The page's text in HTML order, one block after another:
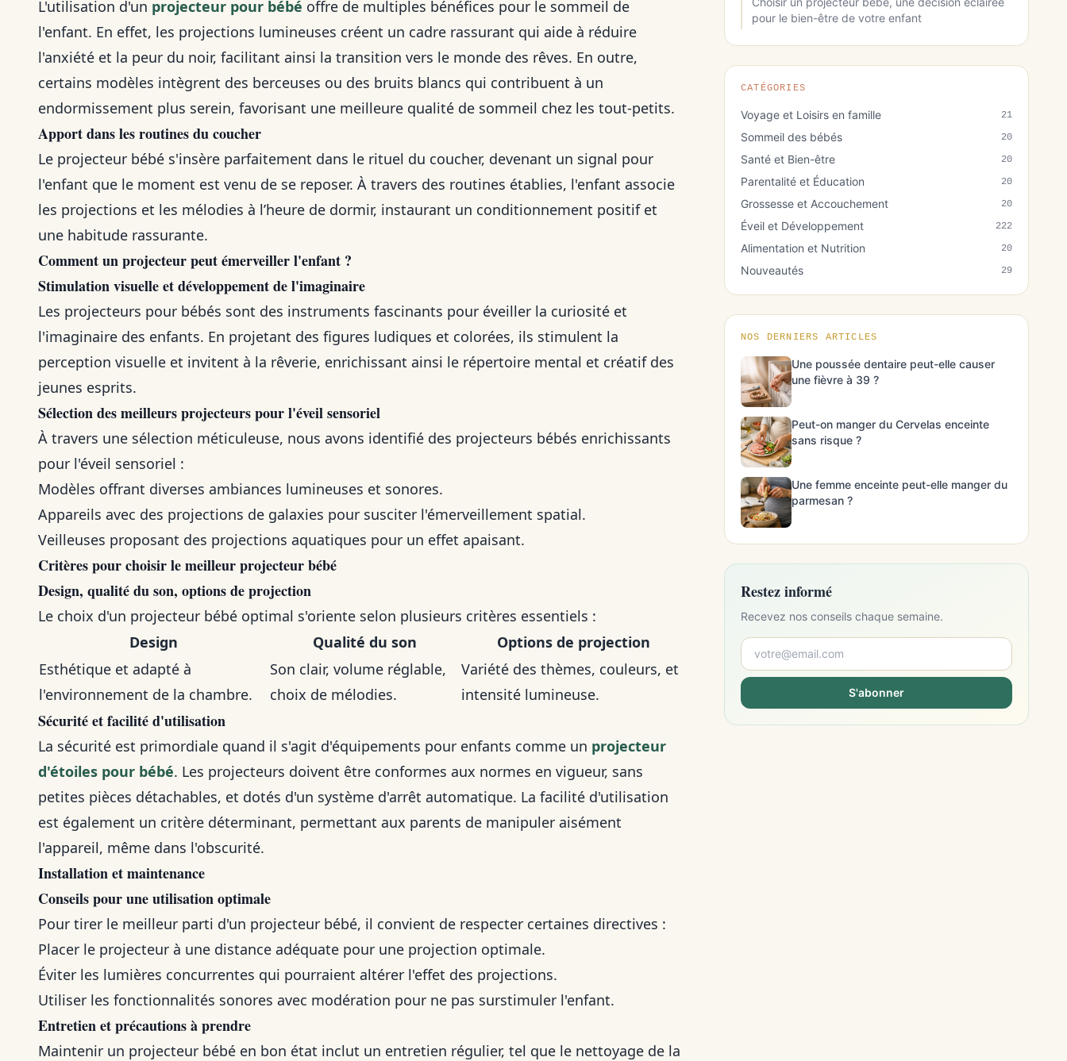
L'utilisation d'un projecteur pour bébé offre de multiples bénéfices pour le sommeil de
l'enfant. En effet, les projections lumineuses créent un cadre rassurant qui aide à réduire
l'anxiété et la peur du noir, facilitant ainsi la transition vers le monde des rêves. En outre,
certains modèles intègrent des berceuses ou des bruits blancs qui contribuent à un
endormissement plus serein, favorisant une meilleure qualité de sommeil chez les tout-petits.
Apport dans les routines du coucher
Le projecteur bébé s'insère parfaitement dans le rituel du coucher, devenant un signal pour
l'enfant que le moment est venu de se reposer. À travers des routines établies, l'enfant associe
les projections et les mélodies à l’heure de dormir, instaurant un conditionnement positif et
une habitude rassurante.
Comment unprojecteurpeutémerveiller l'enfant ?
Stimulation visuelle et développement de l'imaginaire
Les projecteurs pour bébés sont des instruments fascinants pour éveiller la curiosité et
l'imaginaire des enfants. En projetant des figures ludiques et colorées, ils stimulent la
perception visuelle et invitent à la rêverie, enrichissant ainsi le répertoire mental et créatif des
jeunes esprits.
Sélection des meilleurs projecteurs pour l'éveil sensoriel
À travers une sélection méticuleuse, nous avons identifié des projecteurs bébés enrichissants
pour l'éveil sensoriel :
Modèles offrant diverses ambiances lumineuses et sonores.
Appareils avec des projections de galaxies pour susciter l'émerveillement spatial.
Veilleuses proposant des projections aquatiques pour un effet apaisant.
Critères pour choisir le meilleurprojecteur bébé
Design, qualité du son, options de projection
Le choix d'un projecteur bébé optimal s'oriente selon plusieurs critères essentiels :
Design
Qualité du son
Options de projection
Esthétique et adapté à
l'environnement de la chambre.
Son clair, volume réglable,
choix de mélodies.
Variété des thèmes, couleurs, et
intensité lumineuse.
Sécurité et facilité d'utilisation
La sécurité est primordiale quand il s'agit d'équipements pour enfants comme un projecteur
d'étoiles pour bébé. Les projecteurs doivent être conformes aux normes en vigueur, sans
petites pièces détachables, et dotés d'un système d'arrêt automatique. La facilité d'utilisation
est également un critère déterminant, permettant aux parents de manipuler aisément
l'appareil, même dans l'obscurité.
Installation et maintenance
Conseils pour une utilisation optimale
Pour tirer le meilleur parti d'un projecteur bébé, il convient de respecter certaines directives :
Placer le projecteur à une distance adéquate pour une projection optimale.
Éviter les lumières concurrentes qui pourraient altérer l'effet des projections.
Utiliser les fonctionnalités sonores avec modération pour ne pas surstimuler l'enfant.
Entretien et précautions à prendre
Maintenir un projecteur bébé en bon état inclut un entretien régulier, tel que le nettoyage de la
pour le bien-être de votre enfant
CATÉGORIES
Voyage et Loisirs en famille 21
Sommeil des bébés 20
Santé et Bien-être 20
Parentalité et Éducation 20
Grossesse et Accouchement 20
Éveil et Développement 222
Alimentation et Nutrition 20
Nouveautés 29
NOS DERNIERS ARTICLES
Une poussée dentaire peut-elle causer
une fièvre à 39 ?
Peut-on manger du Cervelas enceinte
sans risque ?
Une femme enceinte peut-elle manger du
parmesan ?
Restez informé
Recevez nos conseils chaque semaine.
S'abonner